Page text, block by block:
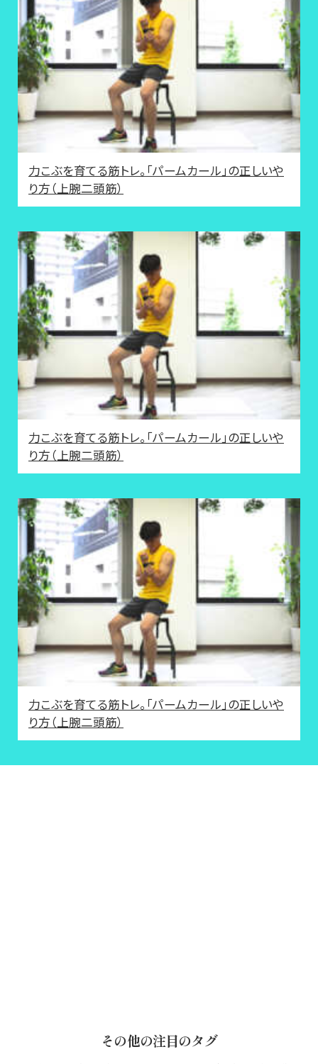
力こぶを育てる筋トレ。「パームカール」の正しいや
り方（上腕二頭筋）
力こぶを育てる筋トレ。「パームカール」の正しいや
り方（上腕二頭筋）
力こぶを育てる筋トレ。「パームカール」の正しいや
り方（上腕二頭筋）
その他の注目のタグ